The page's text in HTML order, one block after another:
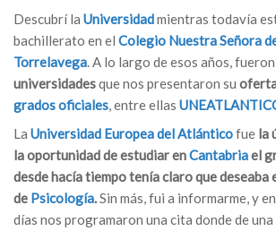
Descubrí la Universidadmientras todavía
bachillerato en el Colegio Nuestra Señora
Torrelavega. A lo largo de esos años, fueron
universidadesque nos presentaron su
grados oficiales, entre ellas
La Universidad Europea del Atlánticofue la
la oportunidad de estudiar enCantabriael
desde hacía tiempo tenía claro que deseaba
de Psicología.Sin más, fui a informarme, y
días nos programaron una cita donde de una